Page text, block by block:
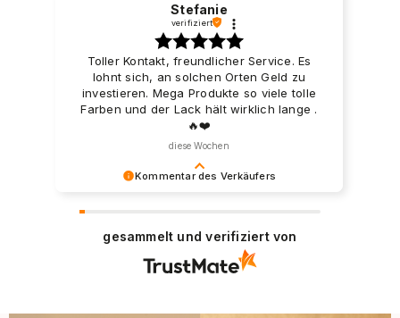
Kommentar des Verkäufers
Dienstleistungen zufrieden sind und wir laden
Sie ein, wieder in unserem Store einzukaufen.
Stefanie
verifiziert
Toller Kontakt, freundlicher Service. Es
lohnt sich, an solchen Orten Geld zu
investieren. Mega Produkte so viele tolle
Farben und der Lack hält wirklich lange .
🔥❤️
diese Wochen
gesammelt und verifiziert von